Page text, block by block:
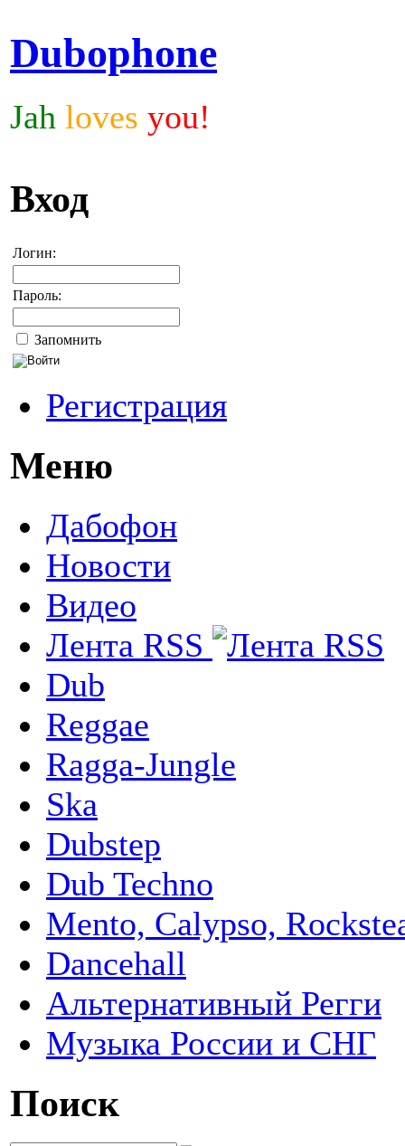
Dubophone
Jah loves you!
Вход
Логин:
Пароль:
Запомнить
Регистрация
Меню
Дабофон
Новости
Видео
Лента RSS
Dub
Reggae
Ragga-Jungle
Ska
Dubstep
Dub Techno
Mento, Calypso,
Dancehall
Альтернативный Регги
Музыка России и СНГ
Поиск